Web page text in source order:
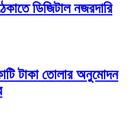
ডিজিটাল নজরদারি
টাকা তোলার অনুমোদন